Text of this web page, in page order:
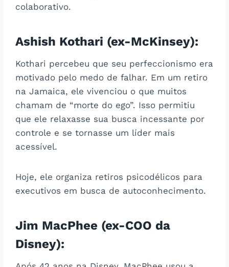
colaborativo.
Ashish Kothari (ex-McKinsey):
Kothari percebeu que seu perfeccionismo era
motivado pelo medo de falhar. Em um retiro
na Jamaica, ele vivenciou o que muitos
chamam de “morte do ego”. Isso permitiu
que ele relaxasse sua busca incessante por
controle e se tornasse um líder mais
acessível.
Hoje, ele organiza retiros psicodélicos para
executivos em busca de autoconhecimento.
Jim MacPhee (ex-COO da
Disney):